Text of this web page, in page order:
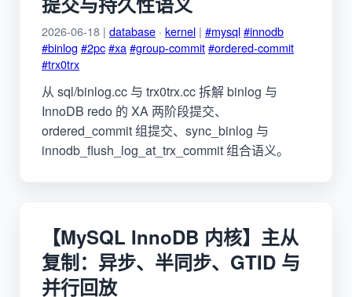
2026-06-18 | database · kernel | #mysql#innodb
#binlog #2pc#xa#group-commit#ordered-commit
#trx0trx
从 sql/binlog.cc 与 trx0trx.cc 拆解 binlog 与
InnoDB redo 的 XA 两阶段提交、
ordered_commit 组提交、sync_binlog 与
innodb_flush_log_at_trx_commit 组合语义。
【MySQL InnoDB 内核】主从
复制：异步、半同步、GTID 与
并行回放